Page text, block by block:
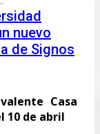
nuevo
de Signos
Casa
10 de abril